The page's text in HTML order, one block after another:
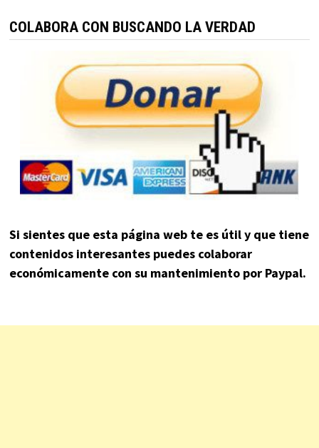
COLABORA CON BUSCANDO LA VERDAD
Si sientes que esta página web te es útil y que tiene
contenidos interesantes puedes colaborar
económicamente con su mantenimiento por Paypal.